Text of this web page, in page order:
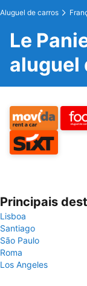
Aluguel de carros
Le
aluguel
Principais
Lisboa
Santiago
São Paulo
Roma
Los Angeles